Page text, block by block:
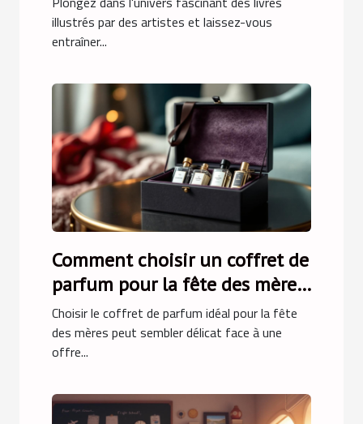
illustrés par des artistes et laissez-vous
entraîner...
Comment choisir un coffret de
parfum pour la fête des mères
?
Choisir le coffret de parfum idéal pour la fête
des mères peut sembler délicat face à une
offre...